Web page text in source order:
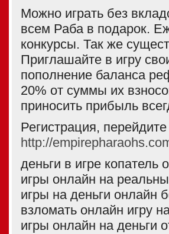
Можно играть без
всем Раба в подарок.
конкурсы. Так же
Приглашайте в игру
пополнение баланса
20% от суммы их
приносить прибыль
Регистрация,
http://
деньги в игре копатель
игры онлайн на
игры на деньги онлайн
взломать онлайн игру
игры онлайн на деньги